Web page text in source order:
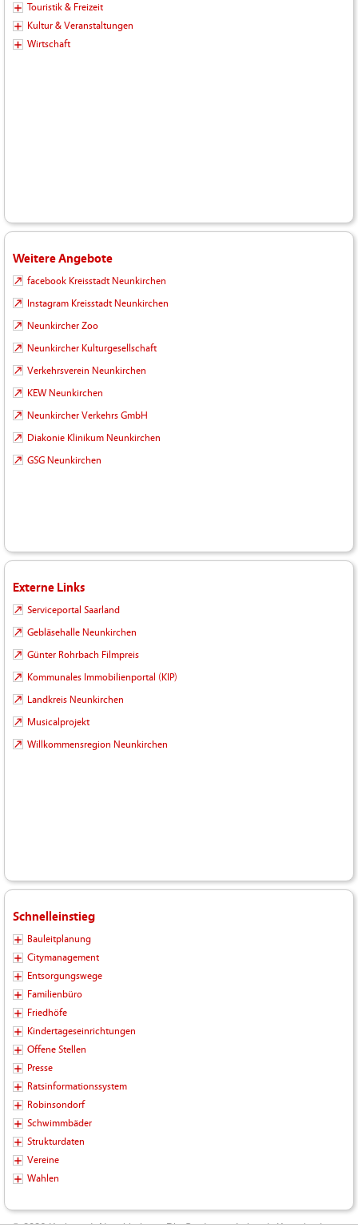
Touristik & Freizeit
Kultur & Veranstaltungen
Wirtschaft
Weitere Angebote
facebook Kreisstadt Neunkirchen
Instagram Kreisstadt Neunkirchen
Neunkircher Zoo
Neunkircher Kulturgesellschaft
Verkehrsverein Neunkirchen
KEW Neunkirchen
Neunkircher Verkehrs GmbH
Diakonie Klinikum Neunkirchen
GSG Neunkirchen
Externe Links
Serviceportal Saarland
Gebläsehalle Neunkirchen
Günter Rohrbach Filmpreis
Kommunales Immobilienportal (KIP)
Landkreis Neunkirchen
Musicalprojekt
Willkommensregion Neunkirchen
Schnelleinstieg
Bauleitplanung
Citymanagement
Entsorgungswege
Familienbüro
Friedhöfe
Kindertageseinrichtungen
Offene Stellen
Presse
Ratsinformationssystem
Robinsondorf
Schwimmbäder
Strukturdaten
Vereine
Wahlen